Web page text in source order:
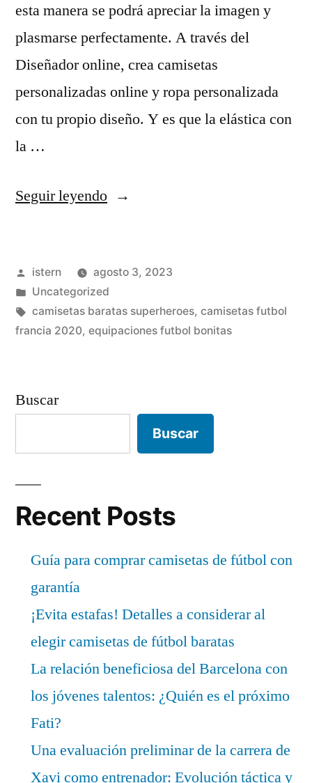
esta manera se podrá apreciar la imagen y
plasmarse perfectamente. A través del
Diseñador online, crea camisetas
personalizadas online y ropa personalizada
con tu propio diseño. Y es que la elástica con
la …
Seguir leyendo«camisetas
real
madrid»
Publicado
por
istern
agosto 3, 2023
Publicado
en
Uncategorized
Etiquetas:
camisetas baratas superheroes, camisetas futbol
francia 2020, equipaciones futbol bonitas
Buscar
Buscar
Recent Posts
Guía para comprar camisetas de fútbol con
garantía
¡Evita estafas! Detalles a considerar al
elegir camisetas de fútbol baratas
La relación beneficiosa del Barcelona con
los jóvenes talentos: ¿Quién es el próximo
Fati?
Una evaluación preliminar de la carrera de
Xavi como entrenador: Evolución táctica y